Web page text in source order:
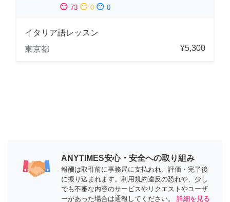
sentiment_satisfied 73 sentiment_neutral 0 sentiment_dissatisfied 0
イタリア語レッスン
東京都
¥5,300
ANYTIMES安心・安全への取り組み
報酬は取引前に事務局に支払われ、評価・完了後
に振り込まれます。利用規約違反の恐れや、少し
でも不審な内容のサービスやリクエストやユーザ
ーがあった場合は通報してください。
詳細を見る